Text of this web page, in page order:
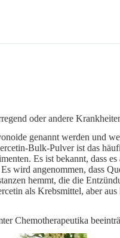
oder andere
genannt werden und
Bulk-Pulver ist das
Es ist bekannt, dass
wird angenommen, dass
hemmt, die die
als Krebsmittel, aber
Chemotherapeutika